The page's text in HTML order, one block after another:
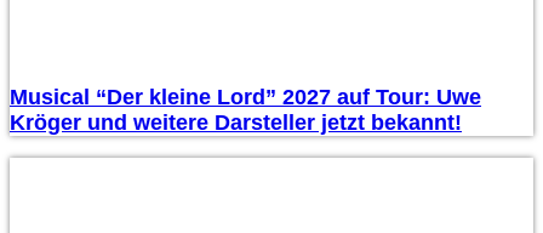
Musical “Der kleine Lord” 2027 auf Tour: Uwe
Kröger und weitere Darsteller jetzt bekannt!